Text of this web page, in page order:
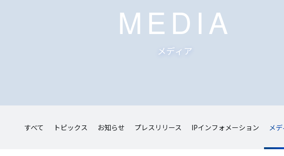
MEDIA
メディア
すべて トピックス お知らせ プレスリリース IPインフォメーション メ